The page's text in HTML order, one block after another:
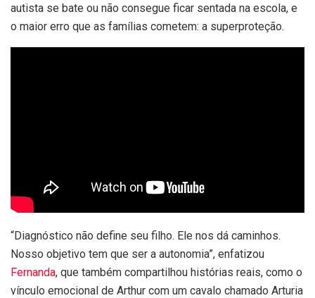
autista se bate ou não consegue ficar sentada na escola, e
o maior erro que as famílias cometem: a superproteção.
“Diagnóstico não define seu filho. Ele nos dá caminhos.
Nosso objetivo tem que ser a autonomia”, enfatizou
Fernanda, que também compartilhou histórias reais, como o
vínculo emocional de Arthur com um cavalo chamado Arturia